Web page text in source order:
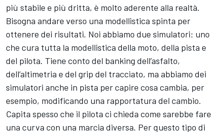
più stabile e più dritta, è molto aderente alla realtà.
Bisogna andare verso una modellistica spinta per
ottenere dei risultati. Noi abbiamo due simulatori: uno
che cura tutta la modellistica della moto, della pista e
del pilota. Tiene conto del banking dell’asfalto,
dell’altimetria e del grip del tracciato, ma abbiamo dei
simulatori anche in pista per capire cosa cambia, per
esempio, modificando una rapportatura del cambio.
Capita spesso che il pilota ci chieda come sarebbe fare
una curva con una marcia diversa. Per questo tipo di